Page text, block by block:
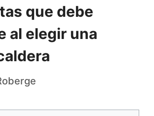
que debe
al elegir una